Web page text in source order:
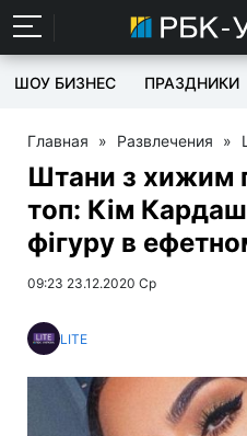
ШОУ БИЗНЕС ПРАЗДНИКИ
Главная » Развлечения »
Штани з хижим
топ: Кім
фігуру в
09:23 23.12.2020 Ср
LITE